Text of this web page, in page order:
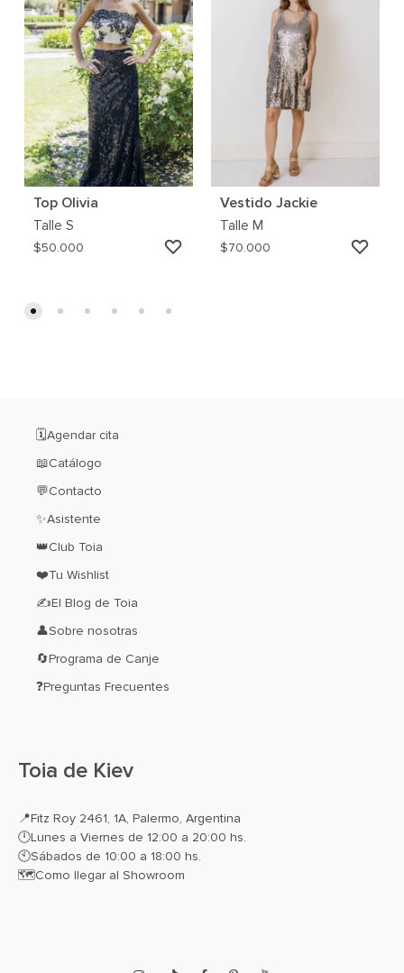
Top Olivia
Talle S
$50.000
AGREGAR
Vestido Jackie
Talle M
$70.000
🗓️Agendar cita
📖Catálogo
💬Contacto
✨Asistente
👑Club Toia
❤️Tu Wishlist
✍El Blog de Toia
👤Sobre nosotras
🔄Programa de Canje
❓Preguntas Frecuentes
Toia de Kiev
📍Fitz Roy 2461, 1A, Palermo, Argentina
🕛Lunes a Viernes de 12:00 a 20:00 hs.
🕙Sábados de 10:00 a 18:00 hs.
🗺️Como llegar al Showroom